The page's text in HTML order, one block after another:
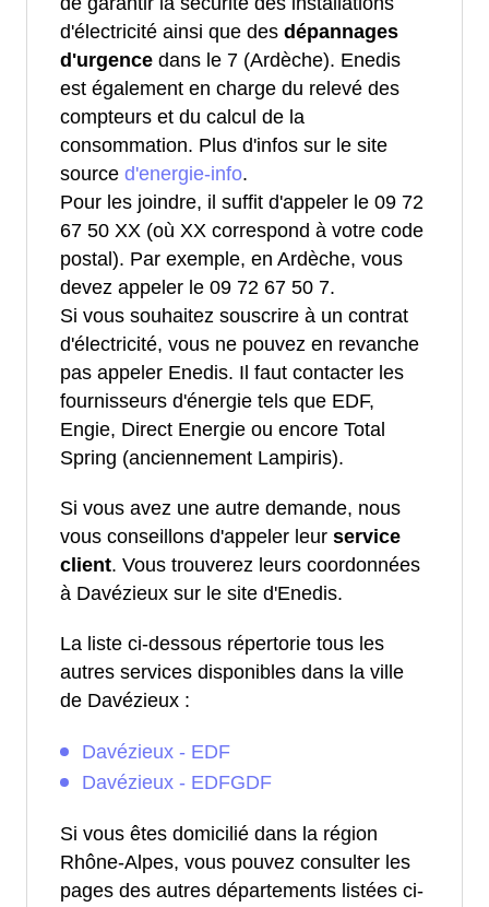
d'électricité ainsi que des dépannages
d'urgence dans le 7 (Ardèche). Enedis
est également en charge du relevé des
compteurs et du calcul de la
consommation. Plus d'infos sur le site
source d'energie-info.
Pour les joindre, il suffit d'appeler le 09 72
67 50 XX (où XX correspond à votre code
postal). Par exemple, en Ardèche, vous
devez appeler le 09 72 67 50 7.
Si vous souhaitez souscrire à un contrat
d'électricité, vous ne pouvez en revanche
pas appeler Enedis. Il faut contacter les
fournisseurs d'énergie tels que EDF,
Engie, Direct Energie ou encore Total
Spring (anciennement Lampiris).
Si vous avez une autre demande, nous
vous conseillons d'appeler leur service
client. Vous trouverez leurs coordonnées
à Davézieux sur le site d'Enedis.
La liste ci-dessous répertorie tous les
autres services disponibles dans la ville
de Davézieux :
Davézieux - EDF
Davézieux - EDFGDF
Si vous êtes domicilié dans la région
Rhône-Alpes, vous pouvez consulter les
pages des autres départements listées ci-